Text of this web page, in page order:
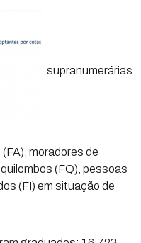
supranumerárias
moradores de
(FQ), pessoas
(FI) em situação de